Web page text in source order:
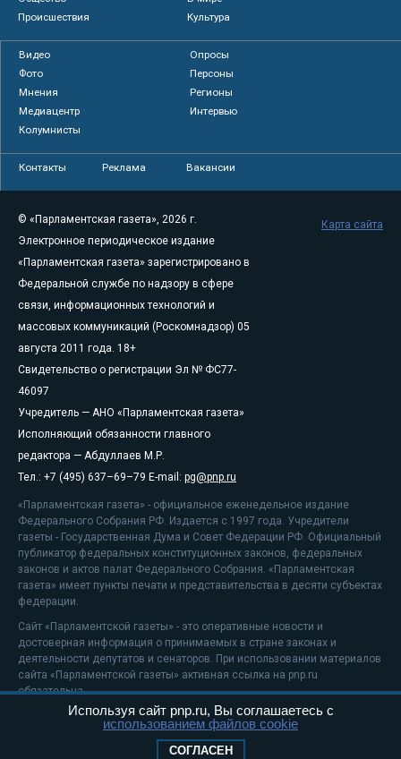
Происшествия
Культура
Видео
Опросы
Фото
Персоны
Мнения
Регионы
Медиацентр
Интервью
Колумнисты
Контакты Реклама Вакансии
© «Парламентская газета», 2026 г.
Электронное периодическое издание
«Парламентская газета» зарегистрировано в
Федеральной службе по надзору в сфере
связи, информационных технологий и
массовых коммуникаций (Роскомнадзор) 05
августа 2011 года. 18+
Свидетельство о регистрации Эл № ФС77-
46097
Учредитель — АНО «Парламентская газета»
Исполняющий обязанности главного
редактора — Абдуллаев М.Р.
Тел.: +7 (495) 637–69–79 E-mail: pg@pnp.ru
«Парламентская газета» - официальное еженедельное издание
Федерального Собрания РФ. Издается с 1997 года. Учредители
газеты - Государственная Дума и Совет Федерации РФ. Официальный
публикатор федеральных конституционных законов, федеральных
законов и актов палат Федерального Собрания. «Парламентская
газета» имеет пункты печати и представительства в десяти субъектах
федерации.
Сайт «Парламентской газеты» - это оперативные новости и
достоверная информация о принимаемых в стране законах и
деятельности депутатов и сенаторов. При использовании материалов
сайта «Парламентской газеты» активная ссылка на pnp.ru
обязательна.
На информационном ресурсе применяютсярекомендательные
Положение о защите персональных данных
Карта сайта
Используя сайт pnp.ru, Вы соглашаетесь с
использованием файлов cookie
СОГЛАСЕН